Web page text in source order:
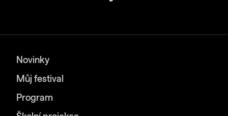
Novinky
Můj festival
Program